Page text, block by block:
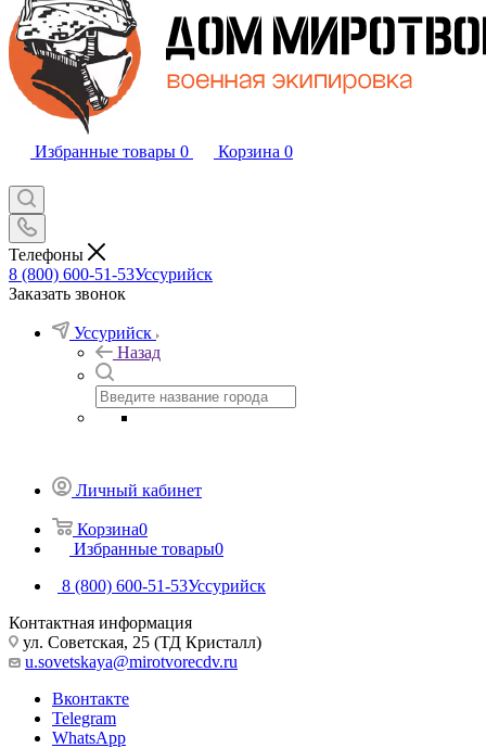
Избранные товары 0 Корзина 0
Телефоны
8 (800) 600-51-53Уссурийск
Заказать звонок
Уссурийск
Назад
Личный кабинет
Корзина0
Избранные товары0
8 (800) 600-51-53Уссурийск
Контактная информация
ул. Советская, 25 (ТД Кристалл)
u.sovetskaya@mirotvorecdv.ru
Вконтакте
Telegram
WhatsApp